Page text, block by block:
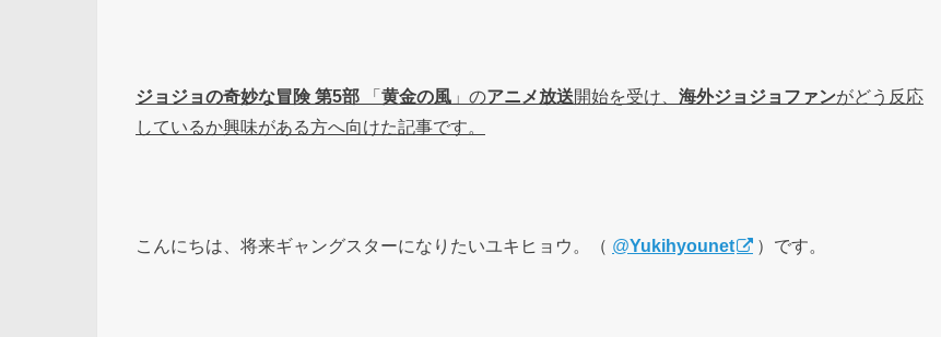
ジョジョの奇妙な冒険 第5部 「黄金の風 」のアニメ放送開始を受け、 海外ジョジョファンがどう反応
しているか興味がある方へ向けた記事です。
こんにちは、将来ギャングスターになりたいユキヒョウ。（ @Yukihyounet ）です。